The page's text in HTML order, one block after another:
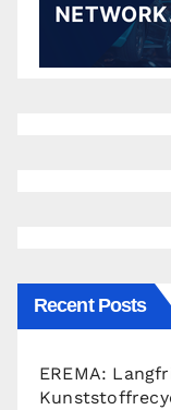
Recent Posts
EREMA: